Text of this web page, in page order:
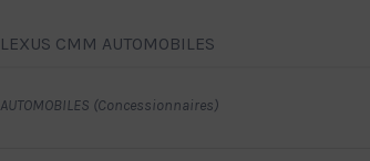
LEXUS CMM AUTOMOBILES
AUTOMOBILES (Concessionnaires)